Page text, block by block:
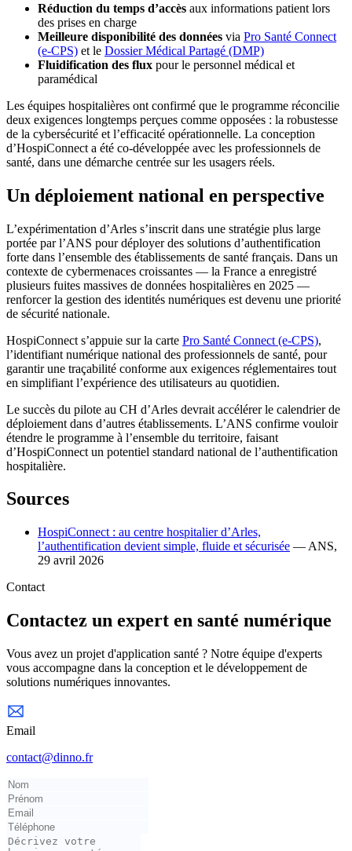
Réduction du temps d’accès aux informations patient lors
des prises en charge
Meilleure disponibilité des données via Pro Santé Connect
(e-CPS) et le Dossier Médical Partagé (DMP)
Fluidification des flux pour le personnel médical et
paramédical
Les équipes hospitalières ont confirmé que le programme réconcilie
deux exigences longtemps perçues comme opposées : la robustesse
de la cybersécurité et l’efficacité opérationnelle. La conception
d’HospiConnect a été co-développée avec les professionnels de
santé, dans une démarche centrée sur les usagers réels.
Un déploiement national en perspective
L’expérimentation d’Arles s’inscrit dans une stratégie plus large
portée par l’ANS pour déployer des solutions d’authentification
forte dans l’ensemble des établissements de santé français. Dans un
contexte de cybermenaces croissantes — la France a enregistré
plusieurs fuites massives de données hospitalières en 2025 —
renforcer la gestion des identités numériques est devenu une priorité
de sécurité nationale.
HospiConnect s’appuie sur la carte Pro Santé Connect (e-CPS),
l’identifiant numérique national des professionnels de santé, pour
garantir une traçabilité conforme aux exigences réglementaires tout
en simplifiant l’expérience des utilisateurs au quotidien.
Le succès du pilote au CH d’Arles devrait accélérer le calendrier de
déploiement dans d’autres établissements. L’ANS confirme vouloir
étendre le programme à l’ensemble du territoire, faisant
d’HospiConnect un potentiel standard national de l’authentification
hospitalière.
Sources
HospiConnect : au centre hospitalier d’Arles,
l’authentification devient simple, fluide et sécurisée — ANS,
29 avril 2026
Contact
Contactez un expert en santé numérique
Vous avez un projet d'application santé ? Notre équipe d'experts
vous accompagne dans la conception et le développement de
solutions numériques innovantes.
Email
contact@dinno.fr